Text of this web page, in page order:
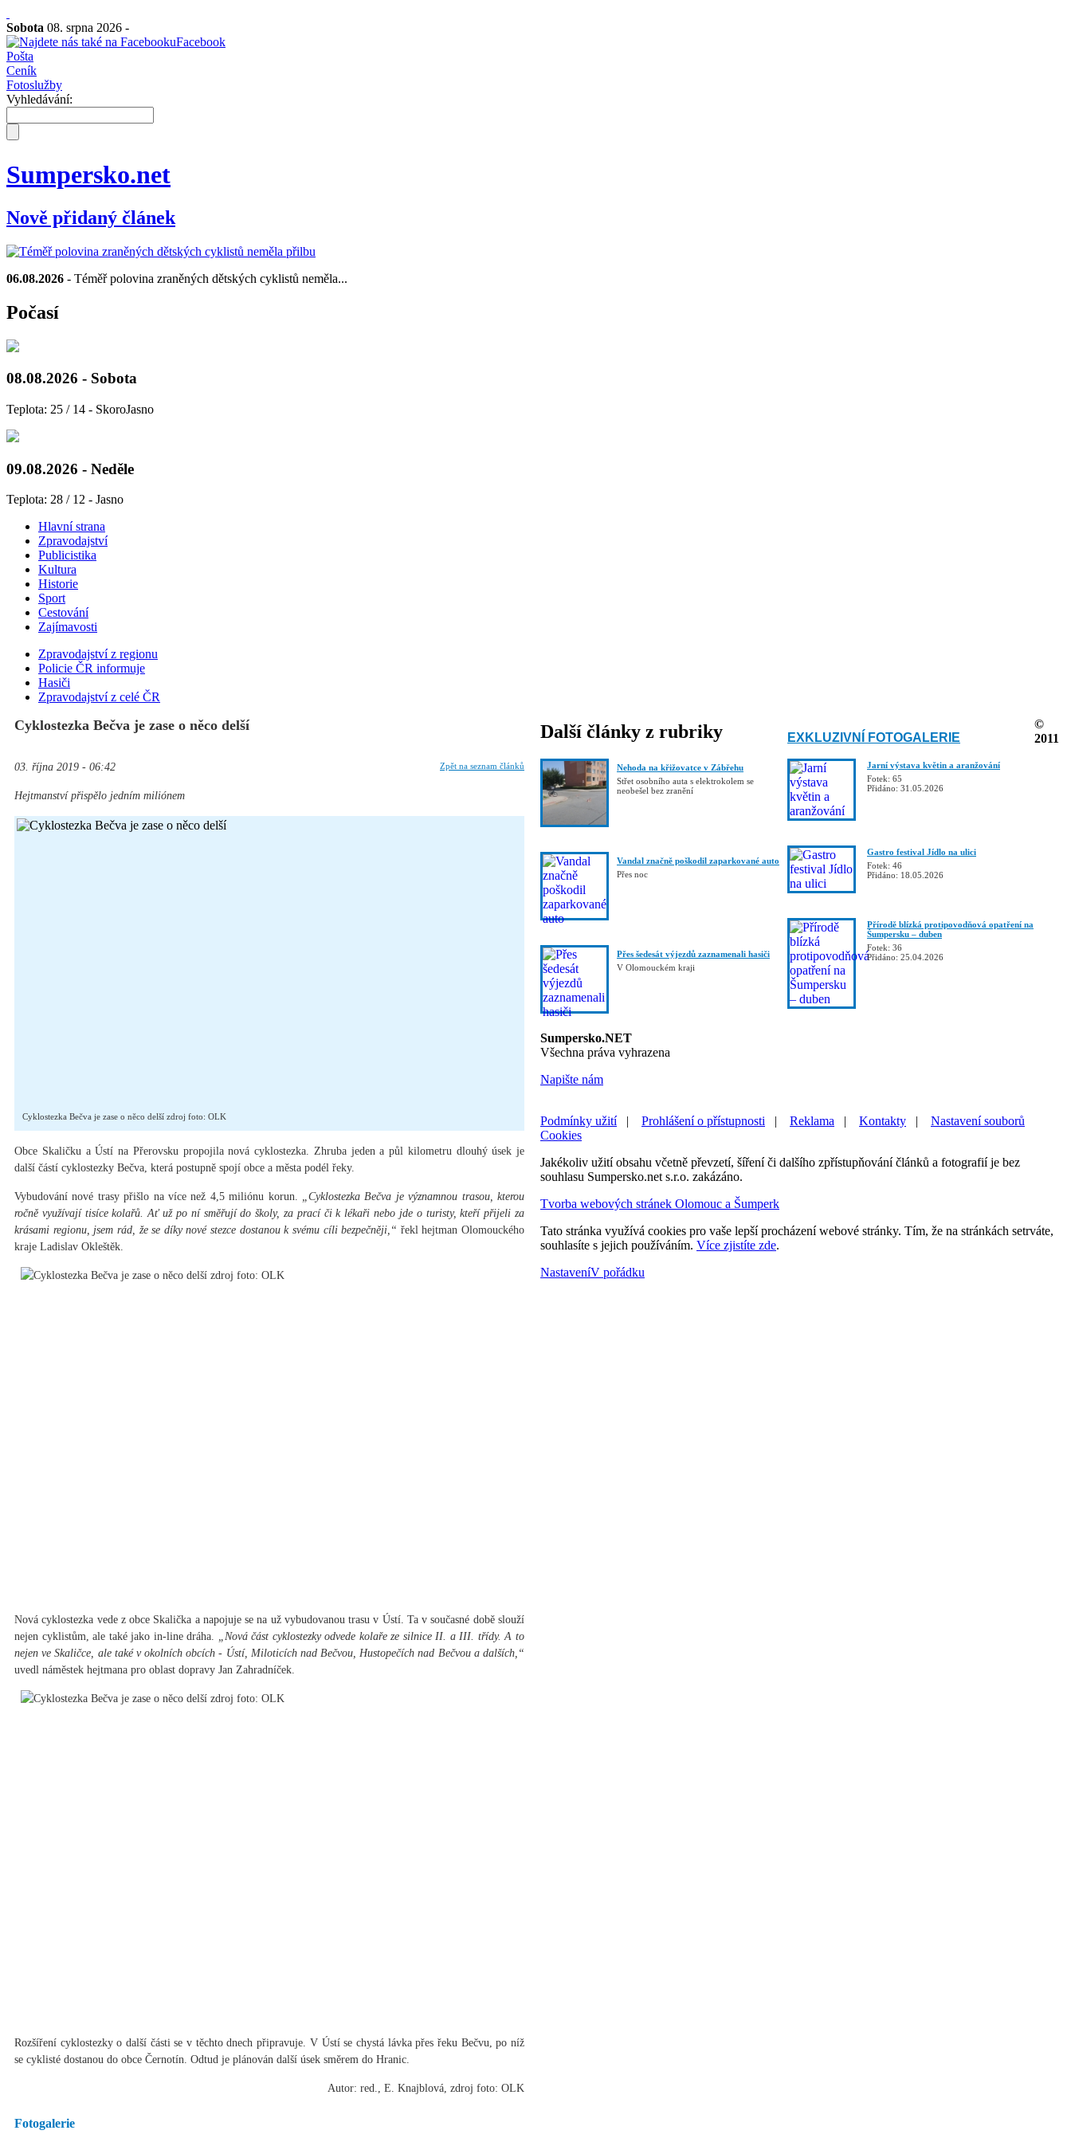
Sobota 08. srpna 2026 -
Facebook
Pošta
Ceník
Fotoslužby
Vyhledávání:
Sumpersko.net
Nově přidaný článek
06.08.2026 - Téměř polovina zraněných dětských cyklistů neměla...
Počasí
08.08.2026 - Sobota
Teplota: 25 / 14 - SkoroJasno
09.08.2026 - Neděle
Teplota: 28 / 12 - Jasno
Hlavní strana
Zpravodajství
Publicistika
Kultura
Historie
Sport
Cestování
Zajímavosti
Zpravodajství z regionu
Policie ČR informuje
Hasiči
Zpravodajství z celé ČR
Cyklostezka Bečva je zase o něco delší
03. října 2019 - 06:42 Zpět na seznam článků
Hejtmanství přispělo jedním miliónem
Cyklostezka Bečva je zase o něco delší zdroj foto: OLK
Obce Skaličku a Ústí na Přerovsku propojila nová cyklostezka. Zhruba jeden a půl kilometru dlouhý úsek je
další částí cyklostezky Bečva, která postupně spojí obce a města podél řeky.
Vybudování nové trasy přišlo na více než 4,5 miliónu korun. „Cyklostezka Bečva je významnou trasou, kterou
ročně využívají tisíce kolařů. Ať už po ní směřují do školy, za prací či k lékaři nebo jde o turisty, kteří přijeli za
krásami regionu, jsem rád, že se díky nové stezce dostanou k svému cíli bezpečněji,“ řekl hejtman Olomouckého
kraje Ladislav Okleštěk.
Nová cyklostezka vede z obce Skalička a napojuje se na už vybudovanou trasu v Ústí. Ta v současné době slouží
nejen cyklistům, ale také jako in-line dráha. „Nová část cyklostezky odvede kolaře ze silnice II. a III. třídy. A to
nejen ve Skaličce, ale také v okolních obcích - Ústí, Miloticích nad Bečvou, Hustopečích nad Bečvou a dalších,“
uvedl náměstek hejtmana pro oblast dopravy Jan Zahradníček.
Rozšíření cyklostezky o další části se v těchto dnech připravuje. V Ústí se chystá lávka přes řeku Bečvu, po níž
se cyklisté dostanou do obce Černotín. Odtud je plánován další úsek směrem do Hranic.
Autor: red., E. Knajblová, zdroj foto: OLK
Fotogalerie
Další články z rubriky
Nehoda na křižovatce v Zábřehu
Střet osobního auta s elektrokolem se
neobešel bez zranění
Vandal značně poškodil zaparkované auto
Přes noc
Přes šedesát výjezdů zaznamenali hasiči
V Olomouckém kraji
EXKLUZIVNÍ FOTOGALERIE
Jarní výstava květin a aranžování
Fotek: 65
Přidáno: 31.05.2026
Gastro festival Jídlo na ulici
Fotek: 46
Přidáno: 18.05.2026
Přírodě blízká protipovodňová opatření na
Šumpersku – duben
Fotek: 36
Přidáno: 25.04.2026
©
2011
Sumpersko.NET
Všechna práva vyhrazena
Napište nám
Podmínky užití Prohlášení o přístupnosti Reklama Kontakty
Nastavení souborů
Cookies
Jakékoliv užití obsahu včetně převzetí, šíření či dalšího zpřístupňování článků a fotografií je bez
souhlasu Sumpersko.net s.r.o. zakázáno.
Tvorba webových stránek Olomouc a Šumperk
Tato stránka využívá cookies pro vaše lepší procházení webové stránky. Tím, že na stránkách setrváte,
souhlasíte s jejich používáním. Více zjistíte zde.
NastaveníV pořádku